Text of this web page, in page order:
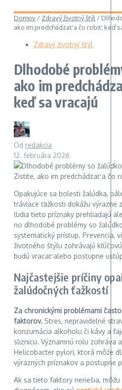
Domov / Zdravý životný štýl /
ako im predchádzať a čo robiť, keď
Zdravý životný štýl
Dlhodobé
ako im
keď sa vracajú
Od redakcia
12. februára 2026
Opakujúce sa bolesti žalúdka,
tráviace ťažkosti dokážu výrazne
ľudia tieto príznaky prehliadajú
no dlhodobé problémy so
systematický prístup. Prevencia,
životného štýlu zohrávajú
budú vracať alebo postupne
Najčastejšie príčiny
žalúdočných ťažkostí
Za chronickými problémami
faktorov. Stres, nepravidelné
konzumácia alkoholu či kávy a
sliznicu. Významnú rolu zohráva
Helicobacter pylori, ktorá môže
výrazných príznakov a postupne
Ak sa tieto faktory neriešia, môžu